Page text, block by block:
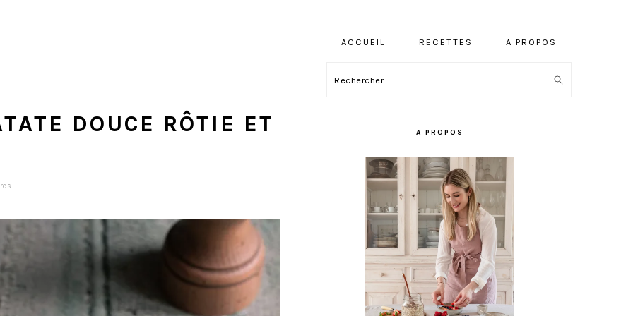
ACCUEIL RECETTES A PROPOS
Rechercher
DOUCE RÔTIE ET
A PROPOS